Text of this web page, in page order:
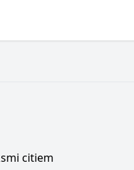
citiem